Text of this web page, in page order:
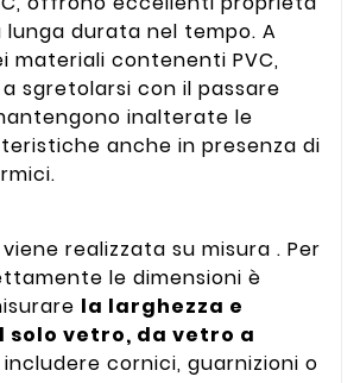
lunga durata nel tempo. A
materiali contenenti PVC,
sgretolarsi con il passare
inalterate le
anche in presenza di
realizzata su misura . Per
le dimensioni è
la larghezza e
solo vetro, da vetro a
includere cornici, guarnizioni o